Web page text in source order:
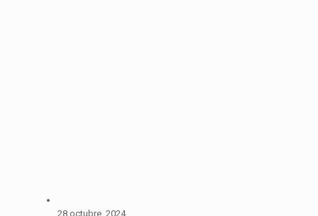
28 octubre, 2024